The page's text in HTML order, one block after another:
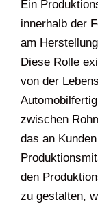
Ein
innerhalb der
am
Diese Rolle
von der
zwischen
das an
den
zu gestalten,